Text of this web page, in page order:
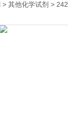
> 其他化学试剂 >